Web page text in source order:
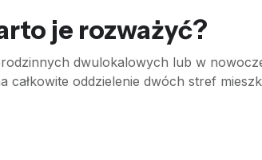
je rozważyć?
dwulokalowych lub w
oddzielenie dwóch stref